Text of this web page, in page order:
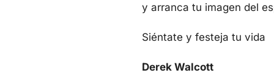
y arranca tu imagen del
Siéntate y festeja tu vida
Derek Walcott